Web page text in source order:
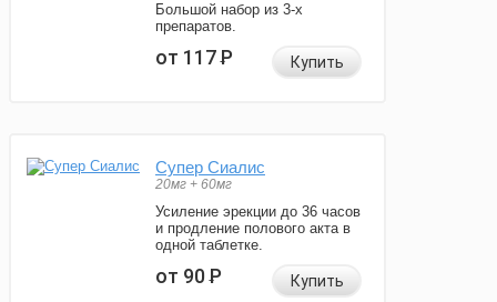
Большой набор из 3-х
препаратов.
от 117Р Купить
Супер Сиалис
20мг + 60мг
Усиление эрекции до 36 часов
и продление полового акта в
одной таблетке.
от 90Р Купить